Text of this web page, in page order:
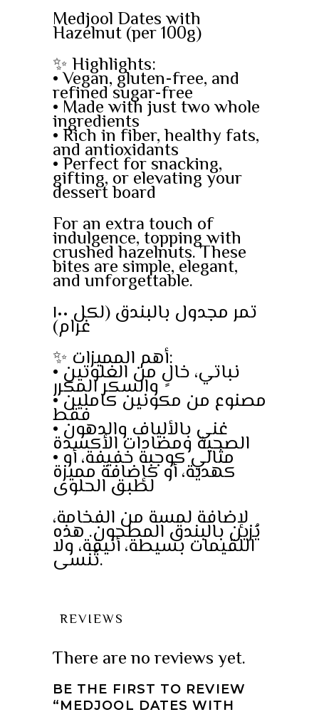
Medjool Dates with
Hazelnut (per 100g)
✨ Highlights:
• Vegan, gluten-free, and
refined sugar-free
• Made with just two whole
ingredients
• Rich in fiber, healthy fats,
and antioxidants
• Perfect for snacking,
gifting, or elevating your
dessert board
For an extra touch of
indulgence, topping with
crushed hazelnuts. These
bites are simple, elegant,
and unforgettable.
تمر مجدول بالبندق (لكل ١٠٠
غرام)
✨ أهم المميزات:
• نباتي، خالٍ من الغلوتين
والسكر المكرر
• مصنوع من مكونين كاملين
فقط
• غني بالألياف والدهون
الصحية ومضادات الأكسدة
• مثالي كوجبة خفيفة، أو
كهدية، أو كإضافة مميزة
لطبق الحلوى
لإضافة لمسة من الفخامة،
يُزين بالبندق المطحون. هذه
اللقيمات بسيطة، أنيقة، ولا
تُنسى.
REVIEWS
There are no reviews yet.
BE THE FIRST TO REVIEW
“MEDJOOL DATES WITH